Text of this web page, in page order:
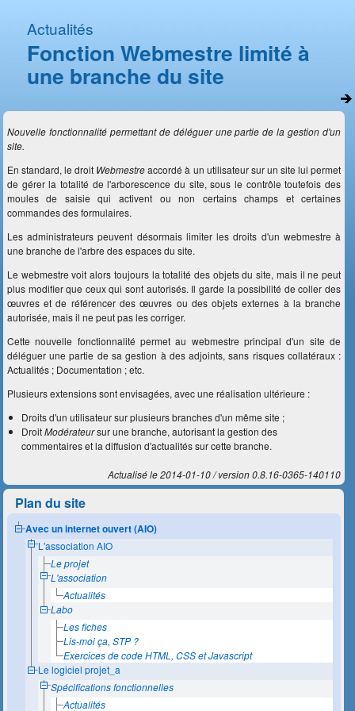
Actualités
Fonction Webmestre limité à
une branche du site
Nouvelle fonctionnalité permettant de déléguer une partie de la gestion d'un
site.
En standard, le droit Webmestreaccordé à un utilisateur sur un site lui permet
de gérer la totalité de l'arborescence du site, sous le contrôle toutefois des
moules de saisie qui activent ou non certains champs et certaines
commandes des formulaires.
Les administrateurs peuvent désormais limiter les droits d'un webmestre à
une branche de l'arbre des espaces du site.
Le webmestre voit alors toujours la totalité des objets du site, mais il ne peut
plus modifier que ceux qui sont autorisés. Il garde la possibilité de coller des
œuvres et de référencer des œuvres ou des objets externes à la branche
autorisée, mais il ne peut pas les corriger.
Cette nouvelle fonctionnalité permet au webmestre principal d'un site de
déléguer une partie de sa gestion à des adjoints, sans risques collatéraux :
Actualités ; Documentation ; etc.
Plusieurs extensions sont envisagées, avec une réalisation ultérieure :
Droits d'un utilisateur sur plusieurs branches d'un même site ;
DroitModérateursur une branche, autorisant la gestion des
commentaires et la diffusion d'actualités sur cette branche.
Actualisé le 2014-01-10 version 0.8.16-0365-140110
Plan du site
Avec un internet ouvert (AIO)
L'association AIO
Le projet
L'association
Actualités
Labo
Les fiches
Lis-moi ça, STP ?
Exercices de code HTML, CSS et Javascript
Le logiciel projet_a
Spécifications fonctionnelles
Actualités